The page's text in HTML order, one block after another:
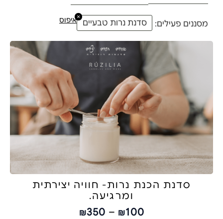
מסננים פעילים: סדנת נרות טבעיים
×איפוס
סדנת הכנת נרות- חוויה יצירתית
ומרגיעה.
₪100
–
₪350